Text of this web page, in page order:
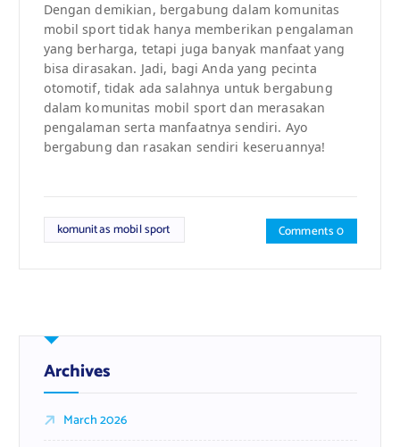
Dengan demikian, bergabung dalam komunitas
mobil sport tidak hanya memberikan pengalaman
yang berharga, tetapi juga banyak manfaat yang
bisa dirasakan. Jadi, bagi Anda yang pecinta
otomotif, tidak ada salahnya untuk bergabung
dalam komunitas mobil sport dan merasakan
pengalaman serta manfaatnya sendiri. Ayo
bergabung dan rasakan sendiri keseruannya!
komunitas mobil sport Comments 0
Archives
March 2026